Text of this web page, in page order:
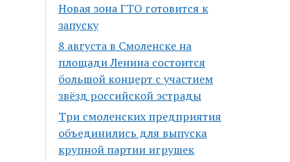
Новая зона ГТО готовится к
запуску
8 августа в Смоленске на
площади Ленина состоится
большой концерт с участием
звёзд российской эстрады
Три смоленских предприятия
объединились для выпуска
крупной партии игрушек